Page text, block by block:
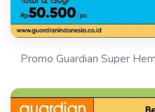
Promo Guardian Super